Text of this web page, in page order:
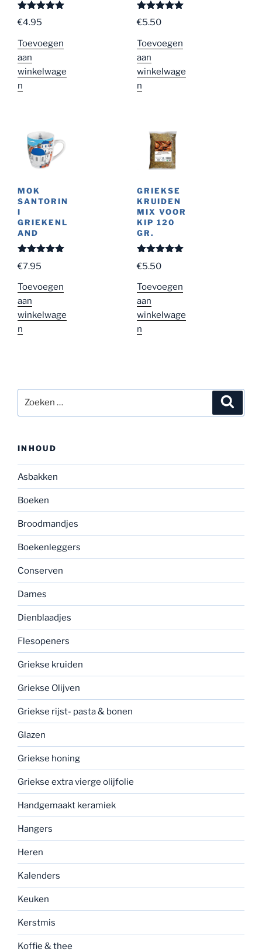
Gewaardeer
d5.00
€4.95
Toevoegen
aan
winkelwage
n
Gewaardeer
d5.00
€5.50
Toevoegen
aan
winkelwage
n
MOK
SANTORIN
I
GRIEKENL
AND
Gewaardeer
d 5.00
€7.95
Toevoegen
aan
winkelwage
n
GRIEKSE
KRUIDEN
MIX VOOR
KIP 120
GR.
Gewaardeer
d5.00
€5.50
Toevoegen
aan
winkelwage
n
naar:
INHOUD
Asbakken
Boeken
Broodmandjes
Boekenleggers
Conserven
Dames
Dienblaadjes
Flesopeners
Griekse kruiden
Griekse Olijven
Griekse rijst- pasta & bonen
Glazen
Griekse honing
Griekse extra vierge olijfolie
Handgemaakt keramiek
Hangers
Heren
Kalenders
Keuken
Kerstmis
Koffie & thee